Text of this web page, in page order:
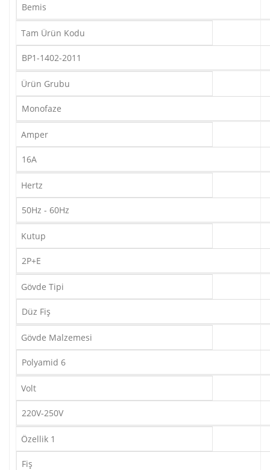
Bemis
Tam Ürün Kodu
BP1-1402-2011
Ürün Grubu
Monofaze
Amper
16A
Hertz
50Hz - 60Hz
Kutup
2P+E
Gövde Tipi
Düz Fiş
Gövde Malzemesi
Polyamid 6
Volt
220V-250V
Özellik 1
Fiş